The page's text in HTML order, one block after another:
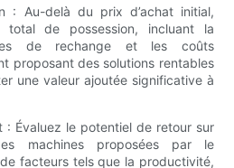
: Au-delà du prix d’achat initial,
de possession, incluant la
de rechange et les coûts
proposant des solutions rentables
une valeur ajoutée significative à
: Évaluez le potentiel de retour sur
machines proposées par le
facteurs tels que la productivité,